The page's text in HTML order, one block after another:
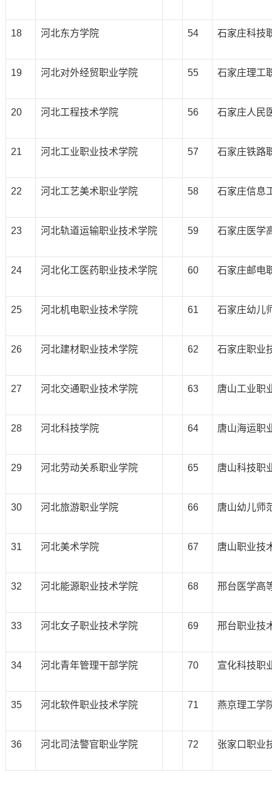
18 河北东方学院 54 石家庄科技
19 河北对外经贸职业学院 55 石家庄理工
20 河北工程技术学院 56 石家庄人民
21 河北工业职业技术学院 57 石家庄铁路
22 河北工艺美术职业学院 58 石家庄信息
23 河北轨道运输职业技术学院 59 石家庄医学
24 河北化工医药职业技术学院 60 石家庄邮电
25 河北机电职业技术学院 61 石家庄幼儿
26 河北建材职业技术学院 62 石家庄职业
27 河北交通职业技术学院 63 唐山工业职
28 河北科技学院 64 唐山海运职
29 河北劳动关系职业学院 65 唐山科技职
30 河北旅游职业学院 66 唐山幼儿师
31 河北美术学院 67 唐山职业技
32 河北能源职业技术学院 68 邢台医学高
33 河北女子职业技术学院 69 邢台职业技
34 河北青年管理干部学院 70 宣化科技职
35 河北软件职业技术学院 71 燕京理工学
36 河北司法警官职业学院 72 张家口职业